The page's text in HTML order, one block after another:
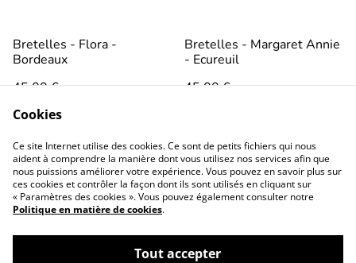
Bretelles - Flora -
Bordeaux
45,00 €
Bretelles - Margaret Annie
- Ecureuil
45,00 €
Conditions générales
Politique de
confidentialité
Cookies
Ce site Internet utilise des cookies. Ce sont de petits fichiers qui nous
aident à comprendre la manière dont vous utilisez nos services afin que
nous puissions améliorer votre expérience. Vous pouvez en savoir plus sur
ces cookies et contrôler la façon dont ils sont utilisés en cliquant sur
« Paramètres des cookies ». Vous pouvez également consulter notre
Politique en matière de cookies.
Tout accepter